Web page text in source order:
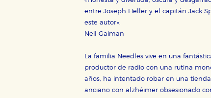
entre Joseph Heller y el capitán Jack
este autor».
Neil Gaiman
La familia Needles vive en una
productor de radio con una rutina
años, ha intentado robar en una
anciano con alzhéimer obsesionado
tanto, es anónima.
Cookies de publicidad y
Estas cookies son
GUARDAR